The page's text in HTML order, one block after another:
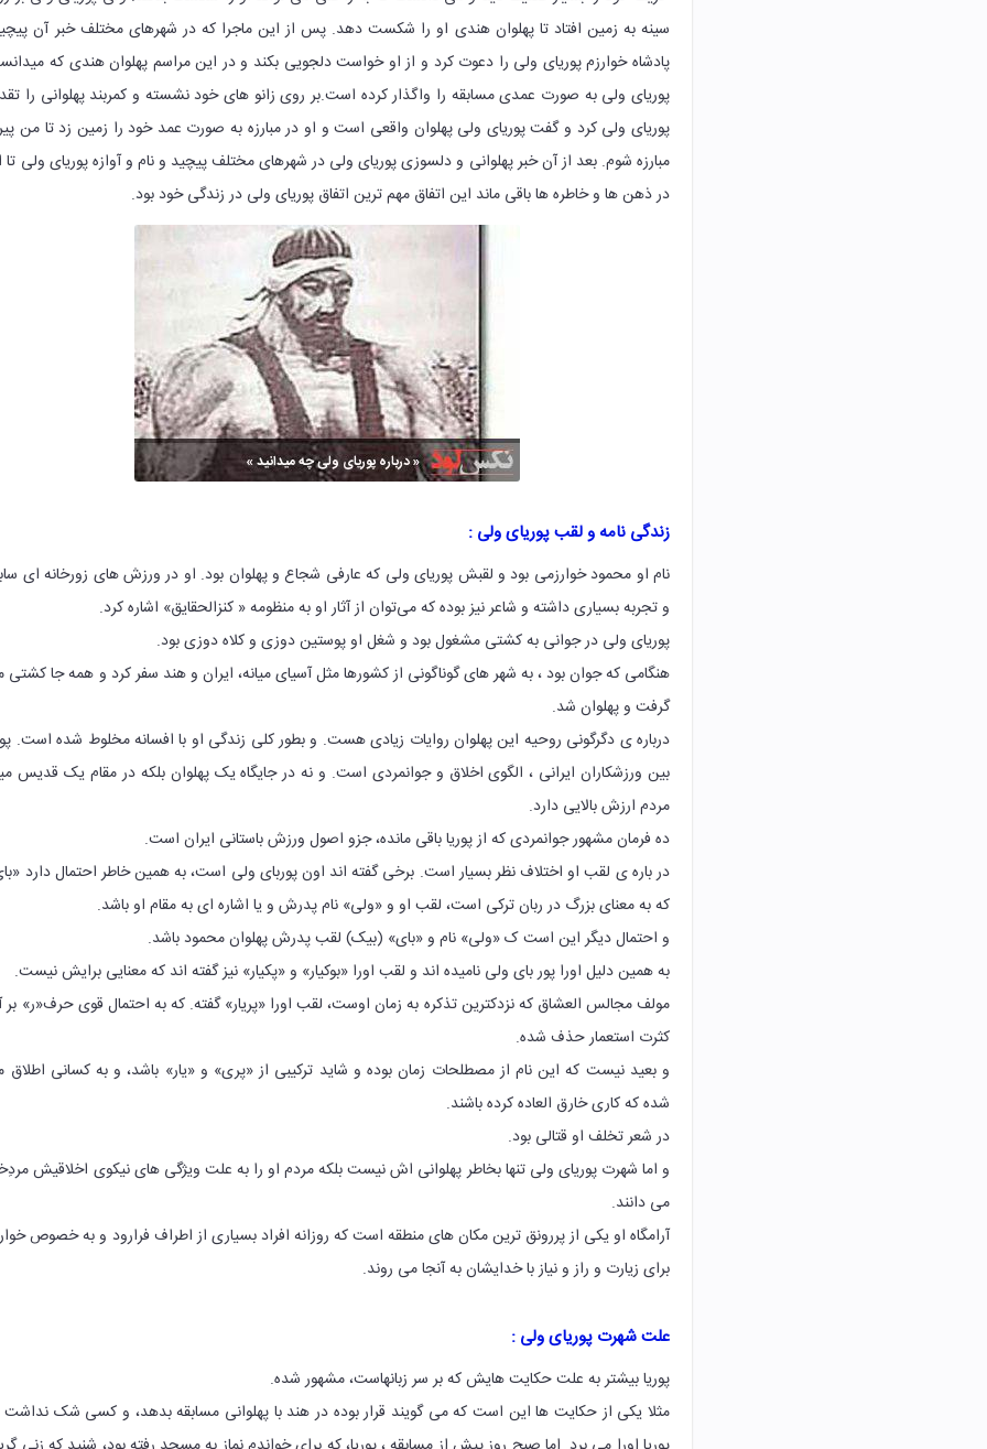
سینه به زمین افتاد تا پهلوان هندی او را شکست دهد. پس از این ماجرا که در شهرهای مختلف خبر آن
پادشاه خوارزم پوریای ولی را دعوت کرد و از او خواست دلجویی بکند و در این مراسم پهلوان هندی که
پوریای ولی به صورت عمدی مسابقه را واگذار کرده است.بر روی زانو های خود نشسته و کمربند پهلوانی را
پوریای ولی کرد و گفت پوریای ولی پهلوان واقعی است و او در مبارزه به صورت عمد خود را زمین زد تا من
مبارزه شوم. بعد از آن خبر پهلوانی و دلسوزی پوریای ولی در شهرهای مختلف پیچید و نام و آوازه پوریای ولی تا
در ذهن ها و خاطره ها باقی ماند این اتفاق مهم ترین اتفاق پوریای ولی در زندگی خود بود.
زندگی نامه و لقب پوریای ولی :
نام او محمود خوارزمی بود و لقبش پوریای ولی که عارفی شجاع و پهلوان بود. او در ورزش های زورخانه ای
و تجربه بسیاری داشته و شاعر نیز بوده که می‌توان از آثار او به منظومه « کنزالحقایق» اشاره کرد.
پوریای ولی در جوانی به کشتی مشغول بود و شغل او پوستین دوزی و کلاه دوزی بود.
هنگامی که جوان بود ، به شهر های گوناگونی از کشورها مثل آسیای میانه، ایران و هند سفر کرد و همه جا
گرفت و پهلوان شد.
درباره ی دگرگونی روحیه این پهلوان روایات زیادی هست. و بطور کلی زندگی او با افسانه مخلوط شده است.
بین ورزشکاران ایرانی ، الگوی اخلاق و جوانمردی است. و نه در جایگاه یک پهلوان بلکه در مقام یک قدیس
مردم ارزش بالایی دارد.
ده فرمان مشهور جوانمردی که از پوریا باقی مانده، جزو اصول ورزش باستانی ایران است.
در باره ی لقب او اختلاف نظر بسیار است. برخی گفته اند اون پوربای ولی است، به همین خاطر احتمال دارد
که به معنای بزرگ در ربان ترکی است، لقب او و «ولی» نام پدرش و یا اشاره ای به مقام او باشد.
و احتمال دیگر این است ک «ولی» نام و «بای» (بیک) لقب پدرش پهلوان محمود باشد.
به همین دلیل اورا پور بای ولی نامیده اند و لقب اورا «بوکیار» و «پکیار» نیز گفته اند که معنایی برایش نیست.
مولف مجالس العشاق که نزدکترین تذکره به زمان اوست، لقب اورا «پریار» گفته. که به احتمال قوی حرف«ر» بر
کثرت استعمار حذف شده.
و بعید نیست که این نام از مصطلحات زمان بوده و شاید ترکیبی از «پری» و «یار» باشد، و به کسانی اطلاق
شده که کاری خارق العاده کرده باشند.
در شعر تخلف او قتالی بود.
و اما شهرت پوریای ولی تنها بخاطر پهلوانی اش نیست بلکه مردم او را به علت ویژگی های نیکوی اخلاقیش
می دانند.
آرامگاه او یکی از پررونق ترین مکان های منطقه است که روزانه افراد بسیاری از اطراف فرارود و به خصوص
برای زیارت و راز و نیاز با خدایشان به آنجا می روند.
علت شهرت پوریای ولی :
پوریا بیشتر به علت حکایت هایش که بر سر زبانهاست، مشهور شده.
مثلا یکی از حکایت ها این است که می گویند قرار بوده در هند با پهلوانی مسابقه بدهد، و کسی شک